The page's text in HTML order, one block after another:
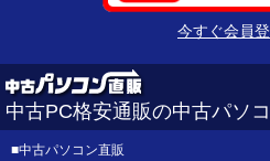
今すぐ会員
中古PC格安通販の中古パソ
■中古パソコン直販